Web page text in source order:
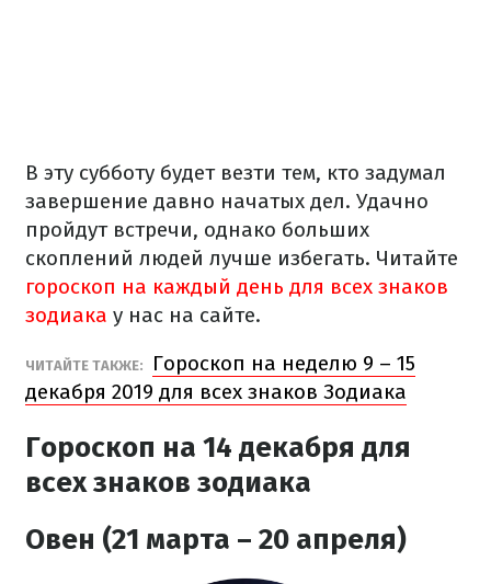
В эту субботу будет везти тем, кто задумал
завершение давно начатых дел. Удачно
пройдут встречи, однако больших
скоплений людей лучше избегать. Читайте
гороскоп на каждый день для всех знаков
зодиака у нас на сайте.
ЧИТАЙТЕ ТАКЖЕ:
Гороскоп на неделю 9 – 15
декабря 2019 для всех знаков Зодиака
Гороскоп на 14 декабря для
всех знаков зодиака
Овен (21 марта – 20 апреля)